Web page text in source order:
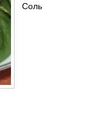
Соль